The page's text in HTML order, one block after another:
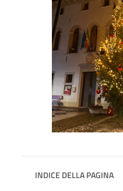
INDICE DELLA PAGINA